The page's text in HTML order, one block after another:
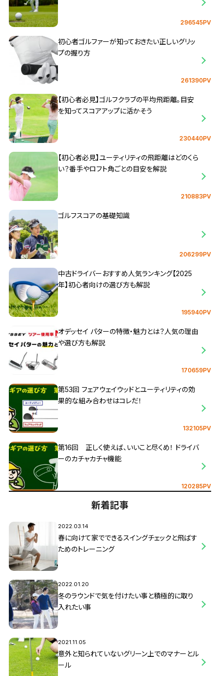
296545PV
初心者ゴルファーが知っておきたい正しいグリッ
プの握り方
261390PV
【初心者必見】ゴルフクラブの平均飛距離。目安
を知ってスコアアップに活かそう
230440PV
【初心者必見】ユーティリティの飛距離はどのくら
い？番手やロフト角ごとの目安を解説
210883PV
ゴルフスコアの基礎知識
206299PV
中古ドライバーおすすめ人気ランキング【2025
年】初心者向けの選び方も解説
195940PV
オデッセイ パターの特徴・魅力とは？人気の理由
や選び方も解説
170659PV
第53回 フェアウェイウッドとユーティリティの効
果的な組み合わせはコレだ！
132105PV
第16回 正しく使えば、いいこと尽くめ！ ドライバ
ーのカチャカチャ機能
120285PV
新着記事
2022.03.14
春に向けて家でできるスイングチェックと飛ばす
ためのトレーニング
2022.01.20
冬のラウンドで気を付けたい事と積極的に取り
入れたい事
2021.11.05
意外と知られていないグリーン上でのマナーとル
ール